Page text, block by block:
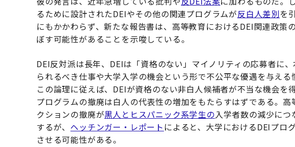
るために設計されたDEIやその他の関連プログラムが反白人差別を
にもかかわらず、新たな報告書は、高等教育におけるDEI関連政策
ぼす可能性があることを示唆している。
DEI反対派は長年、DEIは「資格のない」マイノリティの応募者に
られるべき仕事や大学入学の機会という形で不公平な優遇を与える
この論理に従えば、DEIが資格のない非白人候補者が不当な機会を
プログラムの撤廃は白人の代表性の増加をもたらすはずである。
クションの撤廃が黒人とヒスパニック系学生の入学者数の減少に
するが、 ヘッチンガー・レポート によると、大学におけるDEIプロ
させる可能性がある。